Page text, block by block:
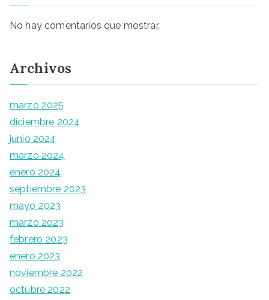
No hay comentarios que mostrar.
Archivos
marzo 2025
diciembre 2024
junio 2024
marzo 2024
enero 2024
septiembre 2023
mayo 2023
marzo 2023
febrero 2023
enero 2023
noviembre 2022
octubre 2022